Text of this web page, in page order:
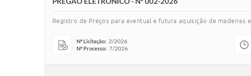
Registro de Preços para eventual e futura aquisição de madeiras
Nº Licitação: 2/2026
Nº Processo: 7/2026